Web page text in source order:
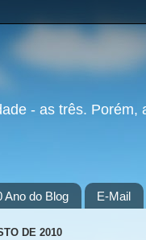
- as três. Porém,
Ano do Blog E-Mail
DE 2010